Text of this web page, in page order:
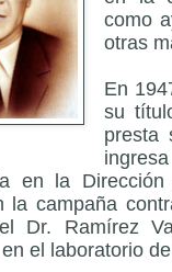
como
otras
En
su
presta
en la
la campaña
Dr. Ramírez
el laboratorio